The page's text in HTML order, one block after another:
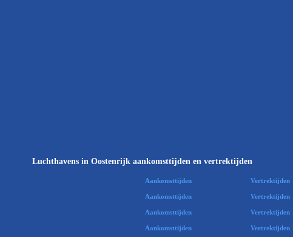
Luchthavens in Oostenrijk aankomsttijden en vertrektijden
Aankomsttijden Vertrektijden
Aankomsttijden Vertrektijden
Aankomsttijden Vertrektijden
Aankomsttijden Vertrektijden